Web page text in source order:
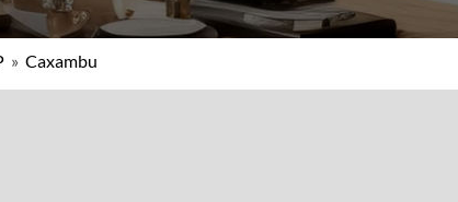
» Caxambu